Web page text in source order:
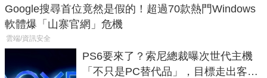
Google搜尋首位竟然是假的！超過70款熱門Windows
軟體爆「山寨官網」危機
雲端/資訊安全
PS6要來了？索尼總裁曝次世代主機
「不只是PC替代品」，目標走出客